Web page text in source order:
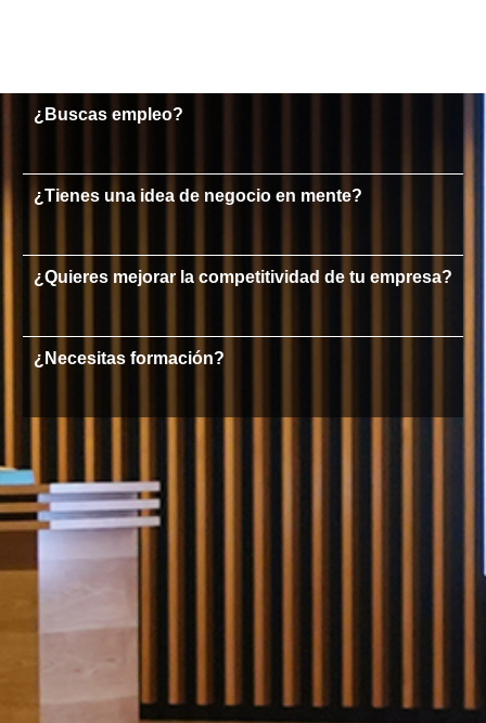
¿Buscas empleo?
¿Tienes una idea de negocio en mente?
¿Quieres mejorar la competitividad de tu empresa?
¿Necesitas formación?